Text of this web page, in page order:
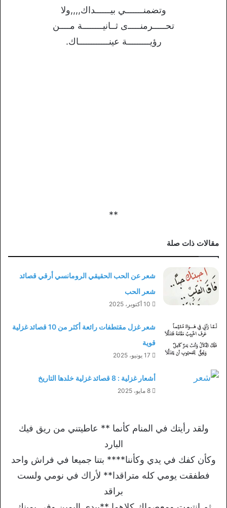
ﻭﺗﻀﻤﻨـــــــﻲ ﺑﻴــــــﺪﺍﻙ,,,,ﻭﻻ
ﺗﺤـــــﺮﻣﻨـــــﻯ ﺛــﺎﻧﻴــــــــﺔ ﻣــــﻦ
ﺭﺅﻳـــــــــﺔ ﻋﻴﻨــــــــــــﺎﻙ.
**
مقالات ذات صلة
شعر عن الحب الحقيقي الرومانسي أرقي قصائد
شعر الحب
10 أكتوبر، 2025
شعر غزل مقتطفات رائعة أكثر من 10 قصائد غزلية
قوية
17 يونيو، 2025
أشعار غزلية : 8 قصائد غزلية خلدها التاريخ
8 مايو، 2025
ولقد رأيتك في المنام كأنما ** عاطيتني من ريق فيك
البارد
وكأن كفك في يدي وكأننا**** بتنا جميعا في فراش واحد
فطفقت يومي كله متراقدا** لأراك في نومي ولست
براقد